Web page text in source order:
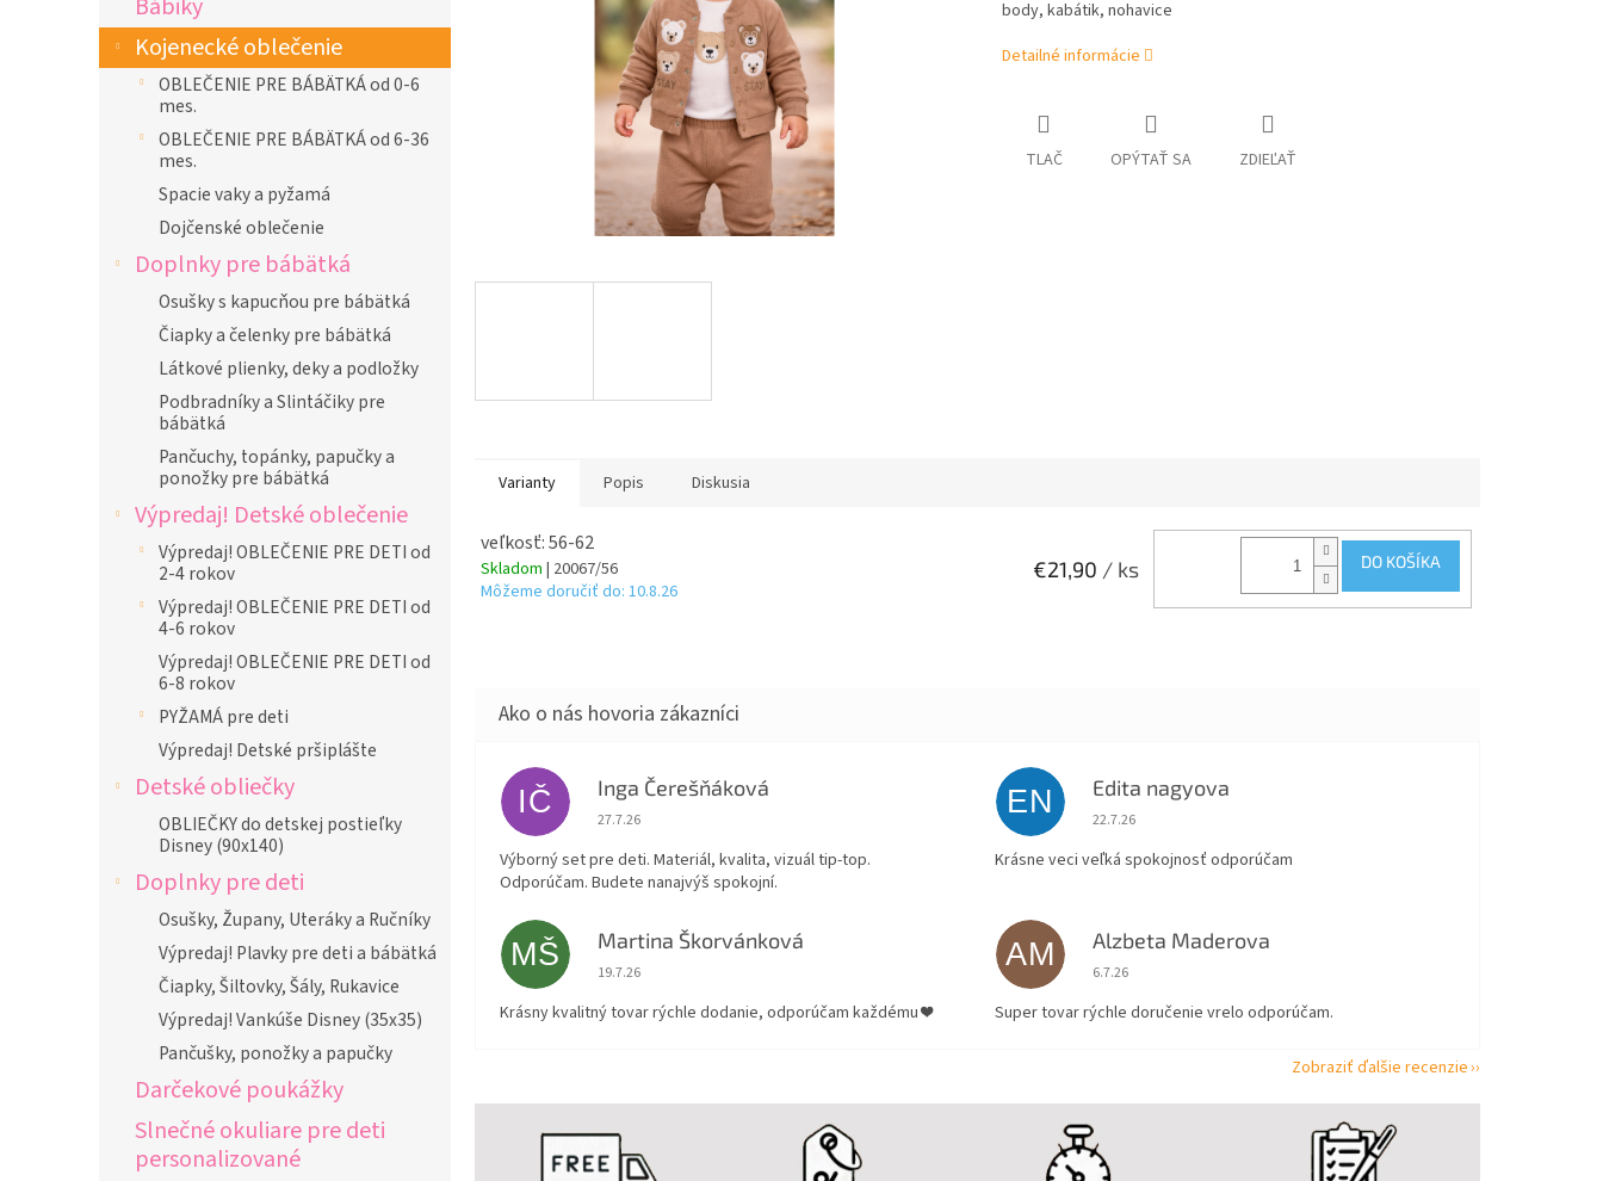
Kojenecké oblečenie
OBLEČENIE PRE BÁBÄTKÁ od 0-6
mes.
OBLEČENIE PRE BÁBÄTKÁ od 6-36
mes.
Spacie vaky a pyžamá
Dojčenské oblečenie
Doplnky pre bábätká
Osušky s kapucňou pre bábätká
Čiapky a čelenky pre bábätká
Látkové plienky, deky a podložky
Podbradníky a Slintáčiky pre
bábätká
Pančuchy, topánky, papučky a
ponožky pre bábätká
Výpredaj! Detské oblečenie
Výpredaj! OBLEČENIE PRE DETI od
2-4 rokov
Výpredaj! OBLEČENIE PRE DETI od
4-6 rokov
Výpredaj! OBLEČENIE PRE DETI od
6-8 rokov
PYŽAMÁ pre deti
Výpredaj! Detské pršiplášte
Detské obliečky
OBLIEČKY do detskej postieľky
Disney (90x140)
Doplnky pre deti
Osušky, Župany, Uteráky a Ručníky
Výpredaj! Plavky pre deti a bábätká
Čiapky, Šiltovky, Šály, Rukavice
Výpredaj! Vankúše Disney (35x35)
Pančušky, ponožky a papučky
Darčekové poukážky
Slnečné okuliare pre deti
personalizované
body, kabátik, nohavice
Detailné informácie
TLAČ OPÝTAŤ SA ZDIEĽAŤ
Varianty Popis Diskusia
veľkosť: 56-62
Skladom | 20067/56
Môžeme doručiť do: 10.8.26
€21,90 / ks DO KOŠÍKA
IČ Inga Čerešňáková
Hodnotenie obchodu je 5 z 5 hviezdičiek.
27.7.26
Výborný set pre deti. Materiál, kvalita, vizuál tip-top.
Odporúčam. Budete nanajvýš spokojní.
EN Edita nagyova
Hodnotenie obchodu je 5 z 5 hviezdičiek.
22.7.26
Krásne veci veľká spokojnosť odporúčam
MŠ Martina Škorvánková
Hodnotenie obchodu je 5 z 5 hviezdičiek.
19.7.26
Krásny kvalitný tovar rýchle dodanie, odporúčam každému ❤️
AM Alzbeta Maderova
Hodnotenie obchodu je 5 z 5 hviezdičiek.
6.7.26
Super tovar rýchle doručenie vrelo odporúčam.
Zobraziť ďalšie recenzie